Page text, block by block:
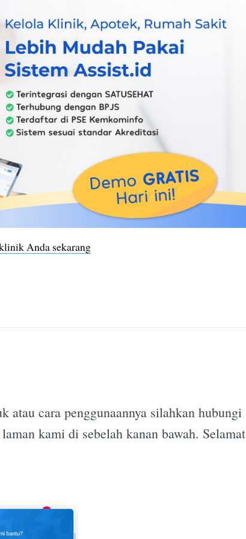
Anda sekarang
cara penggunaannya silahkan hubungi
kami di sebelah kanan bawah. Selamat